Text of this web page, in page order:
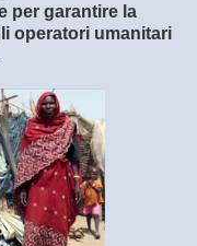
per garantire la
operatori umanitari